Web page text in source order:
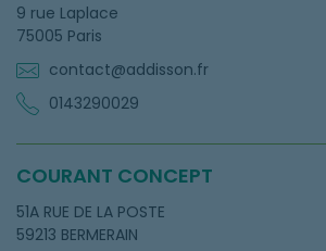
9 rue Laplace
75005 Paris
contact@addisson.fr
0143290029
COURANT CONCEPT
51A RUE DE LA POSTE
59213 BERMERAIN